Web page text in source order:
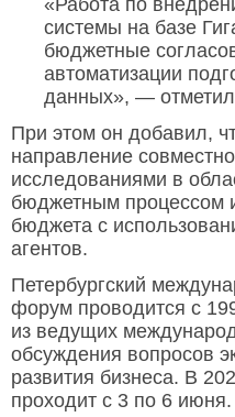
«Работа по
системы на базе
бюджетные
автоматизации
данных», —
При этом он добавил,
направление
исследованиями в
бюджетным процессом
бюджета с
агентов.
Петербургский
форум проводится с
из ведущих
обсуждения вопросов
развития бизнеса. В
проходит с 3 по 6